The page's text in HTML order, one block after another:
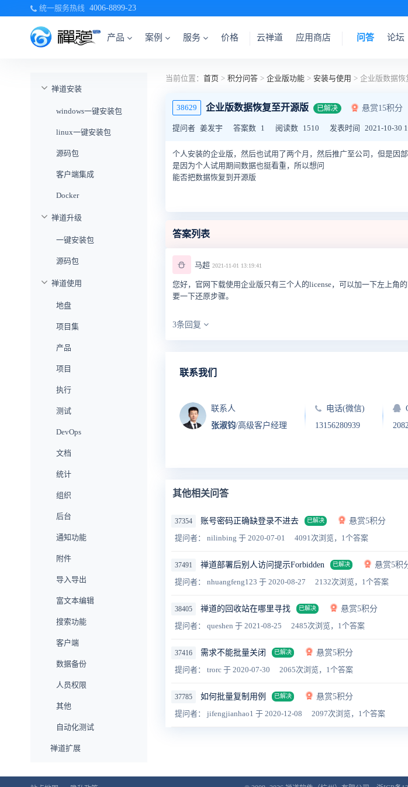
统一服务热线 4006-8899-23
产品 案例 服务 价格 云禅道 应用商店 问答 论坛
禅道安装
windows一键安装包
linux一键安装包
源码包
客户端集成
Docker
禅道升级
一键安装包
源码包
禅道使用
地盘
项目集
产品
项目
执行
测试
DevOps
文档
统计
组织
后台
通知功能
附件
导入导出
富文本编辑
搜索功能
客户端
数据备份
人员权限
其他
自动化测试
禅道扩展
当前位置： 首页 > 积分问答 > 企业版功能 > 安装与使用 > 企业版数据恢
38629 企业版数据恢复至开源版 已解决 悬赏15积分
提问者 姜发宇 答案数 1 阅读数 1510 发表时间 2021-10-30
个人安装的企业版，然后也试用了两个月，然后推广至公司，但是因
是因为个人试用期间数据也挺看重，所以想问
能否把数据恢复到开源版
答案列表
⛄ 马超 2021-11-01 13:19:41
您好，官网下载使用企业版只有三个人的license，可以加一下左上角
要一下还原步骤。
3条回复
联系我们
联系人
张淑钧/高级客户经理
电话(微信)
13156280939
其他相关问答
37354 账号密码正确缺登录不进去 已解决
悬赏5积分
提问者： nilinbing 于 2020-07-01 4091次浏览，1个答案
37491 禅道部署后别人访问提示Forbidden 已解决
悬赏5积
提问者： nhuangfeng123 于 2020-08-27 2132次浏览，1个答案
38405 禅道的回收站在哪里寻找 已解决
悬赏5积分
提问者： queshen 于 2021-08-25 2485次浏览，1个答案
37416 需求不能批量关闭 已解决
悬赏5积分
提问者： trorc 于 2020-07-30 2065次浏览，1个答案
37785 如何批量复制用例 已解决
悬赏5积分
提问者： jifengjianhao1 于 2020-12-08 2097次浏览，1个答案